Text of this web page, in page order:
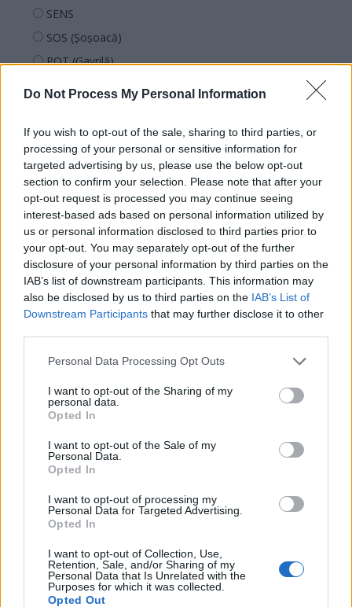
Do Not Process My Personal Information
If you wish to opt-out of the sale, sharing to third parties, or
processing of your personal or sensitive information for
targeted advertising by us, please use the below opt-out
section to confirm your selection. Please note that after your
opt-out request is processed you may continue seeing
interest-based ads based on personal information utilized by
us or personal information disclosed to third parties prior to
your opt-out. You may separately opt-out of the further
disclosure of your personal information by third parties on the
IAB’s list of downstream participants. This information may
also be disclosed by us to third parties on the IAB’s List of
Downstream Participants that may further disclose it to other
Personal Data Processing Opt Outs
I want to opt-out of the Sharing of my
personal data.
Opted In
I want to opt-out of the Sale of my
Personal Data.
Opted In
I want to opt-out of processing my
Personal Data for Targeted Advertising.
Opted In
I want to opt-out of Collection, Use,
Retention, Sale, and/or Sharing of my
Personal Data that Is Unrelated with the
Purposes for which it was collected.
Opted Out
SENS
SOS (Șoșoacă)
POT (Gavrilă)
PDF (Lazarus)
PUSL (D. Voiculescu)
PNȚCD (Pavelescu)
PNCR (Terheș)
Partidul Patrioților (Surugiu)
FAR (Coarnă)
România pe Primul Loc (Ponta)
Altul
Arată rezultatele
Arhiva sondajelor
ad